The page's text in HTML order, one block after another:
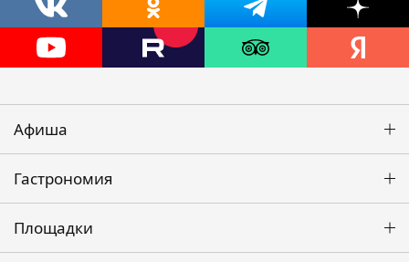
Афиша
Гастрономия
Площадки